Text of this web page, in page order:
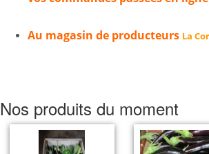
Au magasin de producteurs La
Nos produits du moment